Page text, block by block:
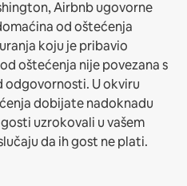
Airbnb ugovorne
od oštećenja
koju je pribavio
oštećenja nije povezana s
odgovornosti. U okviru
dobijate nadoknadu
uzrokovali u vašem
da ih gost ne plati.